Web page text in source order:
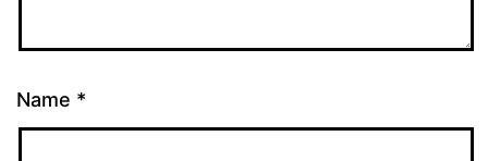
Name *